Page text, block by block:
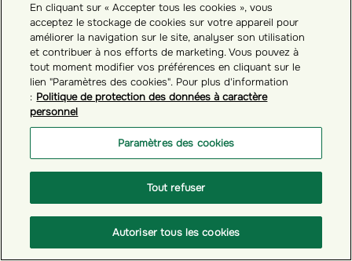
# GÉRER VOTRE COMPTE ÉPARGNANT
Comment mettre à jour vos informations
En cliquant sur « Accepter tous les cookies », vous
acceptez le stockage de cookies sur votre appareil pour
améliorer la navigation sur le site, analyser son utilisation
et contribuer à nos efforts de marketing. Vous pouvez à
tout moment modifier vos préférences en cliquant sur le
lien "Paramètres des cookies". Pour plus d'information
: Politique de protection des données à caractère
personnel
Paramètres des cookies
Tout refuser
Autoriser tous les cookies